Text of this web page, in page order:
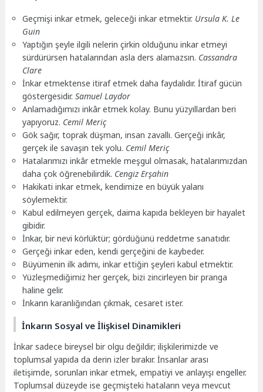
Geçmişi inkar etmek, geleceği inkar etmektir. Ursula K. Le
Guin
Yaptığın şeyle ilgili nelerin çirkin olduğunu inkar etmeyi
sürdürürsen hatalarından asla ders alamazsın. Cassandra
Clare
İnkar etmektense itiraf etmek daha faydalıdır. İtiraf gücün
göstergesidir.Samuel Laydor
Anlamadığımızı inkâr etmek kolay. Bunu yüzyıllardan beri
yapıyoruz. Cemil Meriç
Gök sağır, toprak düşman, insan zavallı. Gerçeği inkâr,
gerçek ile savaşın tek yolu. Cemil Meriç
Hatalarımızı inkâr etmekle meşgul olmasak, hatalarımızdan
daha çok öğrenebilirdik. Cengiz Erşahin
Hakikati inkar etmek, kendimize en büyük yalanı
söylemektir.
Kabul edilmeyen gerçek, daima kapıda bekleyen bir hayalet
gibidir.
İnkar, bir nevi körlüktür; gördüğünü reddetme sanatıdır.
Gerçeği inkar eden, kendi gerçeğini de kaybeder.
Büyümenin ilk adımı, inkar ettiğin şeyleri kabul etmektir.
Yüzleşmediğimiz her gerçek, bizi zincirleyen bir pranga
haline gelir.
İnkarın karanlığından çıkmak, cesaret ister.
İnkarın Sosyal ve İlişkisel Dinamikleri
İnkar sadece bireysel bir olgu değildir; ilişkilerimizde ve
toplumsal yapıda da derin izler bırakır. İnsanlar arası
iletişimde, sorunları inkar etmek, empatiyi ve anlayışı engeller.
Toplumsal düzeyde ise geçmişteki hataların veya mevcut